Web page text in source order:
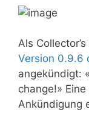
Als
Version 0.9.6
angekündigt:
change!»
Ankündigung